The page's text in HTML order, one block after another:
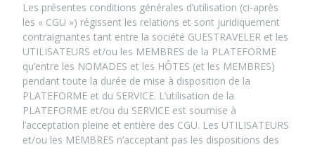
Les présentes conditions générales d’utilisation (ci-après
les « CGU ») régissent les relations et sont juridiquement
contraignantes tant entre la société GUESTRAVELER et les
UTILISATEURS et/ou les MEMBRES de la PLATEFORME
qu’entre les NOMADES et les HÔTES (et les MEMBRES)
pendant toute la durée de mise à disposition de la
PLATEFORME et du SERVICE. L’utilisation de la
PLATEFORME et/ou du SERVICE est soumise à
l’acceptation pleine et entière des CGU. Les UTILISATEURS
et/ou les MEMBRES n’acceptant pas les dispositions des